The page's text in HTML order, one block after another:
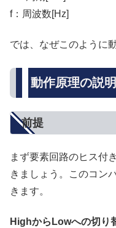
f：周波数[Hz]
では、なぜこのように
動作原理の説明
前提
まず要素回路のヒス付
きましょう。このコン
きます。
HighからLowへの切り